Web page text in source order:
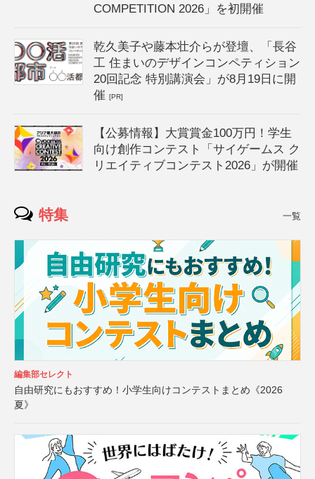
COMPETITION 2026」を初開催
乾久美子や藤本壮介らが登壇、「長谷
工 住まいのデザインコンペティション
20回記念 特別講演会」が8月19日に開
催[PR]
【公募情報】大賞賞金100万円！学生
向け創作コンテスト「サイゲームス ク
リエイティブコンテスト2026」が開催
特集 一覧
編集部セレクト
自由研究にもおすすめ！小学生向けコンテストまとめ《2026
夏》